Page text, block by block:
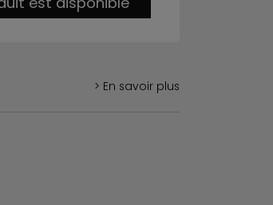
> En savoir plus